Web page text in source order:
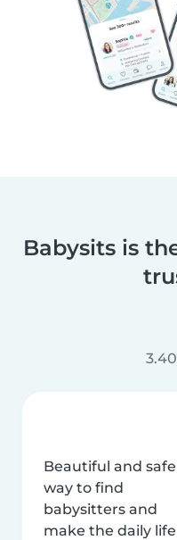
Babysits is
Beautiful and safe
way to find
babysitters and
make the daily